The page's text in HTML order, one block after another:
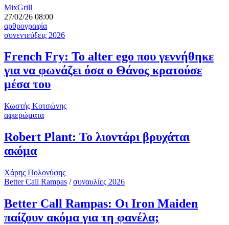
MixGrill
27/02/26 08:00
αρθρογραφία
συνεντεύξεις 2026
French Fry: Το alter ego που γεννήθηκε
για να φωνάζει όσα ο Θάνος κρατούσε
μέσα του
Κωστής Κοτσώνης
αφιερώματα
Robert Plant: Το λιοντάρι βρυχάται
ακόμα
Χάρης Πολονύφης
Better Call Rampas /συναυλίες 2026
Better Call Rampas: Οι Iron Maiden
παίζουν ακόμα για τη φανέλα;